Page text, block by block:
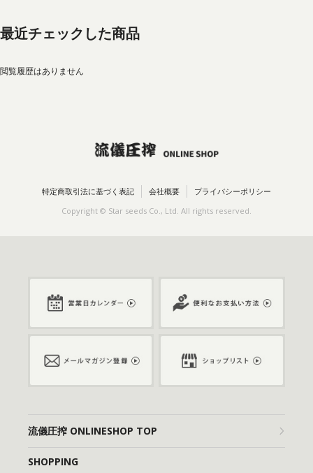
最近チェックした商品
閲覧履歴はありません
特定商取引法に基づく表記 会社概要 プライバシーポリシー
Copyright © Star seeds Co., Ltd. All rights reserved.
流儀圧搾 ONLINESHOP TOP
SHOPPING